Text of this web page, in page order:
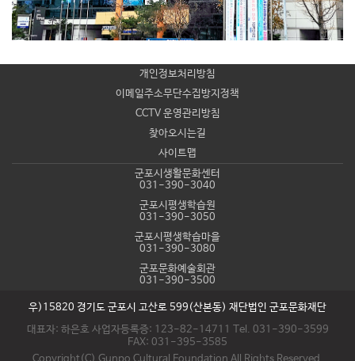
개인정보처리방침
이메일주소무단수집방지정책
CCTV 운영관리방침
찾아오시는길
사이트맵
군포시생활문화센터
031-390-3040
군포시평생학습원
031-390-3050
군포시평생학습마을
031-390-3080
군포문화예술회관
031-390-3500
우)15820 경기도 군포시 고산로 599(산본동) 재단법인 군포문화재단
대표자: 하은호 사업자등록증: 123-82-14711 Tel. 031-390-3599
FAX: 031-395-3585